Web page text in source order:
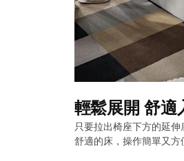
輕鬆展開 舒適
只要拉出椅座下方的延
舒適的床，操作簡單又方